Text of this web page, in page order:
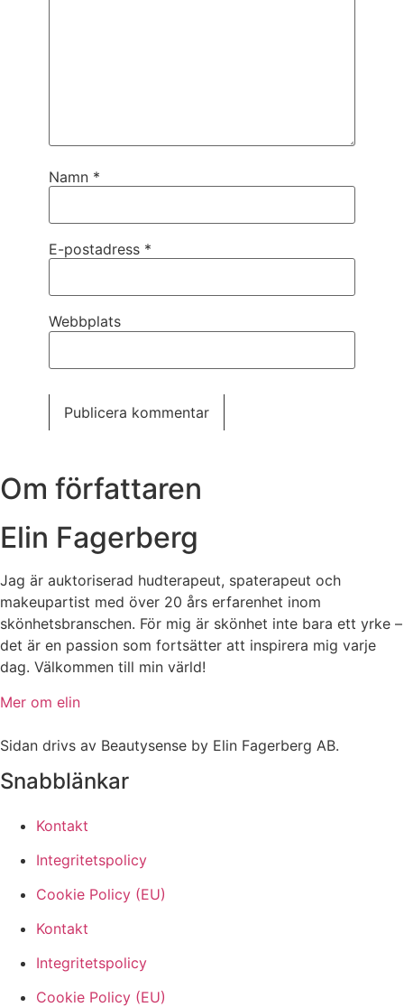
Namn *
E-postadress *
Webbplats
Om författaren
Elin Fagerberg
Jag är auktoriserad hudterapeut, spaterapeut och
makeupartist med över 20 års erfarenhet inom
skönhetsbranschen. För mig är skönhet inte bara ett yrke –
det är en passion som fortsätter att inspirera mig varje
dag. Välkommen till min värld!
Mer om elin
Sidan drivs av Beautysense by Elin Fagerberg AB.
Snabblänkar
Kontakt
Integritetspolicy
Cookie Policy (EU)
Kontakt
Integritetspolicy
Cookie Policy (EU)